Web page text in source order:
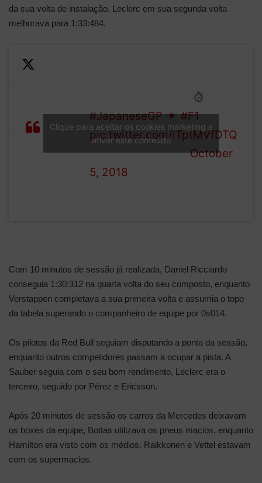
da sua volta de instalação. Leclerc em sua segunda volta
melhorava para 1:33:484.
is our
early
pace-
#JapaneseGP
#F1
pic.twitter.com/iTptMVfDTQ
— Formula 1 (@F1)October
5, 2018
Clique para aceitar os cookies marketing e
ativar este conteúdo
Com 10 minutos de sessão já realizada, Daniel Ricciardo
conseguia 1:30:312 na quarta volta do seu composto, enquanto
Verstappen completava a sua primeira volta e assumia o topo
da tabela superando o companheiro de equipe por 0s014.
Os pilotos da Red Bull seguiam disputando a ponta da sessão,
enquanto outros competidores passam a ocupar a pista. A
Sauber seguia com o seu bom rendimento, Leclerc era o
terceiro, seguido por Pérez e Ericsson.
Após 20 minutos de sessão os carros da Mercedes deixavam
os boxes da equipe, Bottas utilizava os pneus macios, enquanto
Hamilton era visto com os médios. Raikkonen e Vettel estavam
com os supermacios.